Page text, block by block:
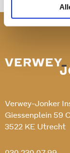
Verwey-Jonker
Giessenplein 59
3522 KE Utrecht